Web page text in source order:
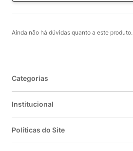
Ainda não há dúvidas quanto a este produto.
Categorias
Institucional
Políticas do Site